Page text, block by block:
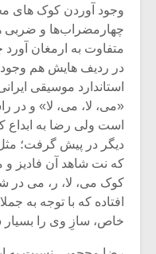
وجود آوردن کوک های
چهارمضراب‌ها و ضربی
متفاوت به ارمغان آورد
در ردیف هایش هم وجود
استاندارد موسیقی
«می، لا، می، لا» و در
است ولی رضا به
دیگر در پیش گرفت؛
که نت شاهد آن فادیز و
کوک می، لا، ر، می در
افتاده که با توجه به
خاص، سازِ وی را